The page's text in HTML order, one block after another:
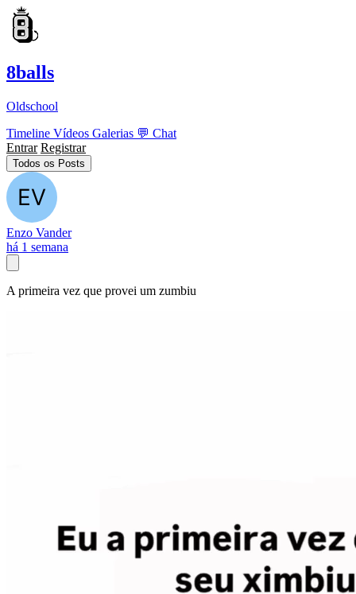
8balls
Oldschool
Timeline Vídeos Galerias 💬 Chat
Entrar Registrar
Todos os Posts
Enzo Vander
há 1 semana
A primeira vez que provei um zumbiu